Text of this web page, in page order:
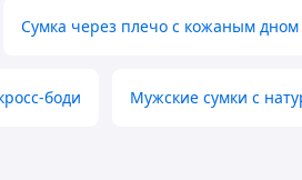
Сумка через плечо с кожаным дном
боди Мужские сумки с